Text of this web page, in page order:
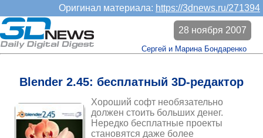
Оригинал материала: https://3dnews.ru/271394
Blender 2.45: бесплатный 3D-редактор
Хороший софт необязательно
должен стоить больших денег.
Нередко бесплатные проекты
становятся даже более
28 ноября 2007
Сергей и Марина Бондаренко